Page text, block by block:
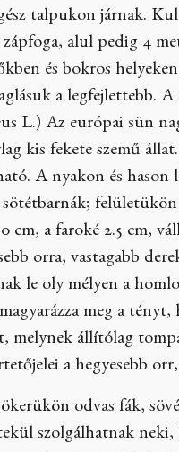
talpukon járnak.
zápfoga, alul pedig 4
és bokros
a legfejlettebb.
L.) Az európai sün
kis fekete szemű
A nyakon és hason
sötétbarnák;
cm, a faroké 2.5 cm,
orra, vastagabb
le oly mélyen a
meg a
állítólag
a hegyesebb
odvas fák,
szolgálhatnak